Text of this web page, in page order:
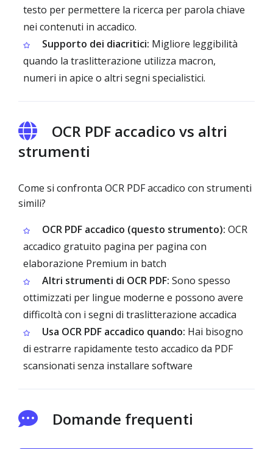
testo per permettere la ricerca per parola chiave
nei contenuti in accadico.
Supporto dei diacritici: Migliore leggibilità
quando la traslitterazione utilizza macron,
numeri in apice o altri segni specialistici.
OCR PDF accadico vs altri
strumenti
Come si confronta OCR PDF accadico con strumenti
simili?
OCR PDF accadico (questo strumento): OCR
accadico gratuito pagina per pagina con
elaborazione Premium in batch
Altri strumenti di OCR PDF: Sono spesso
ottimizzati per lingue moderne e possono avere
difficoltà con i segni di traslitterazione accadica
Usa OCR PDF accadico quando: Hai bisogno
di estrarre rapidamente testo accadico da PDF
scansionati senza installare software
Domande frequenti